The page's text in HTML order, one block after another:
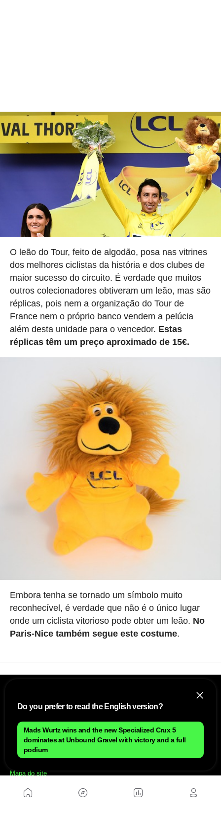
O leão do Tour, feito de algodão, posa nas vitrines
dos melhores ciclistas da história e dos clubes de
maior sucesso do circuito. É verdade que muitos
outros colecionadores obtiveram um leão, mas são
réplicas, pois nem a organização do Tour de
France nem o próprio banco vendem a pelúcia
além desta unidade para o vencedor. Estas
réplicas têm um preço aproximado de 15€.
Embora tenha se tornado um símbolo muito
reconhecível, é verdade que não é o único lugar
onde um ciclista vitorioso pode obter um leão. No
Paris-Nice também segue este costume.
NÓS
Mapa do site
Política de cookies Brasileiro
Anúnciate con nosotros brasileiro
Do you prefer to read the English version?
Mads Wurtz wins and the new Specialized Crux 5
dominates at Unbound Gravel with victory and a full
podium